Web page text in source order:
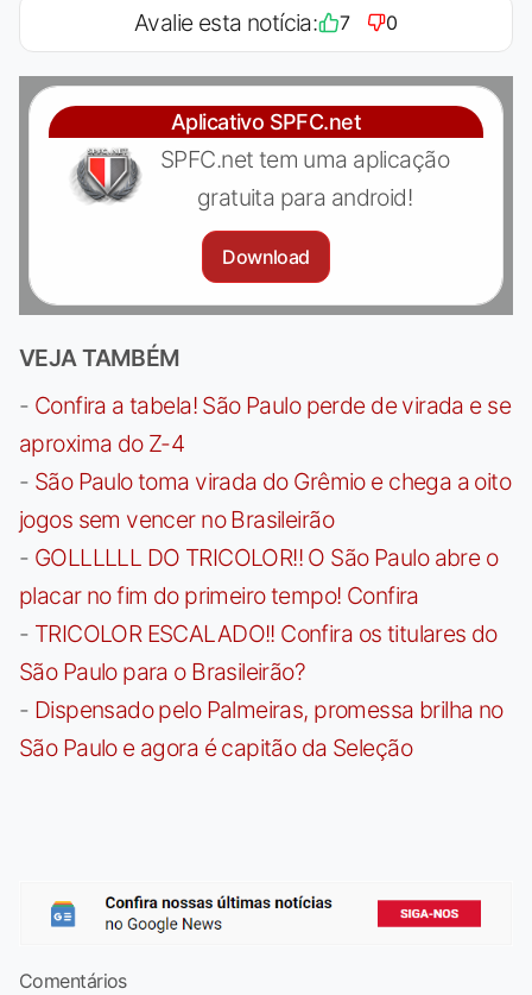
Avalie esta notícia: 7 0
Aplicativo SPFC.net
SPFC.net tem uma aplicação
gratuita para android!
Download
VEJA TAMBÉM
- Confira a tabela! São Paulo perde de virada e se
aproxima do Z-4
- São Paulo toma virada do Grêmio e chega a oito
jogos sem vencer no Brasileirão
- GOLLLLLL DO TRICOLOR!! O São Paulo abre o
placar no fim do primeiro tempo! Confira
- TRICOLOR ESCALADO!! Confira os titulares do
São Paulo para o Brasileirão?
- Dispensado pelo Palmeiras, promessa brilha no
São Paulo e agora é capitão da Seleção
Comentários